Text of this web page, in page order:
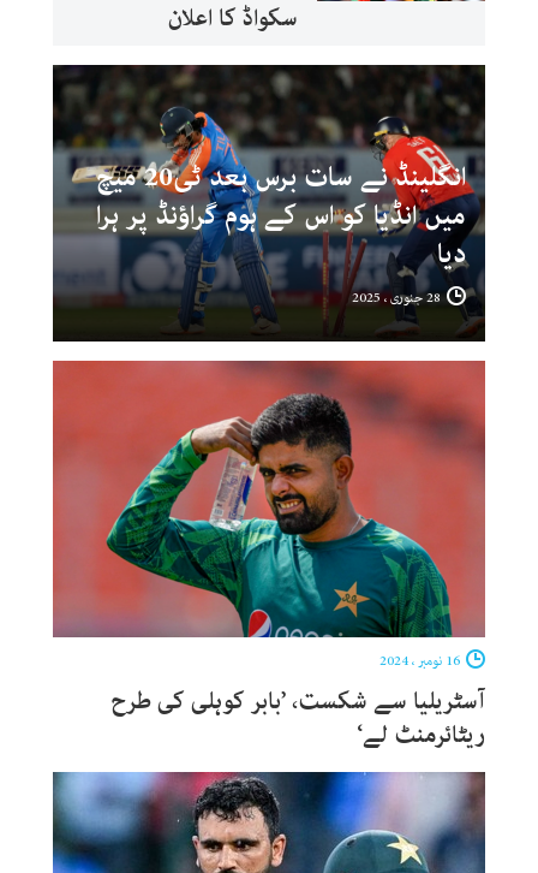
سکواڈ کا اعلان
انگلینڈ نے سات برس بعد ٹی20 میچ
میں انڈیا کو اس کے ہوم گراؤنڈ پر ہرا
دیا
28 جنوری ، 2025
آسٹریلیا سے شکست، ’بابر کوہلی کی طرح
ریٹائرمنٹ لے‘